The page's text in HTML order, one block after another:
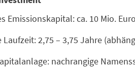
Emissionskapital: ca. 10 Mio.
Laufzeit: 2,75 – 3,75 Jahre
nachrangige